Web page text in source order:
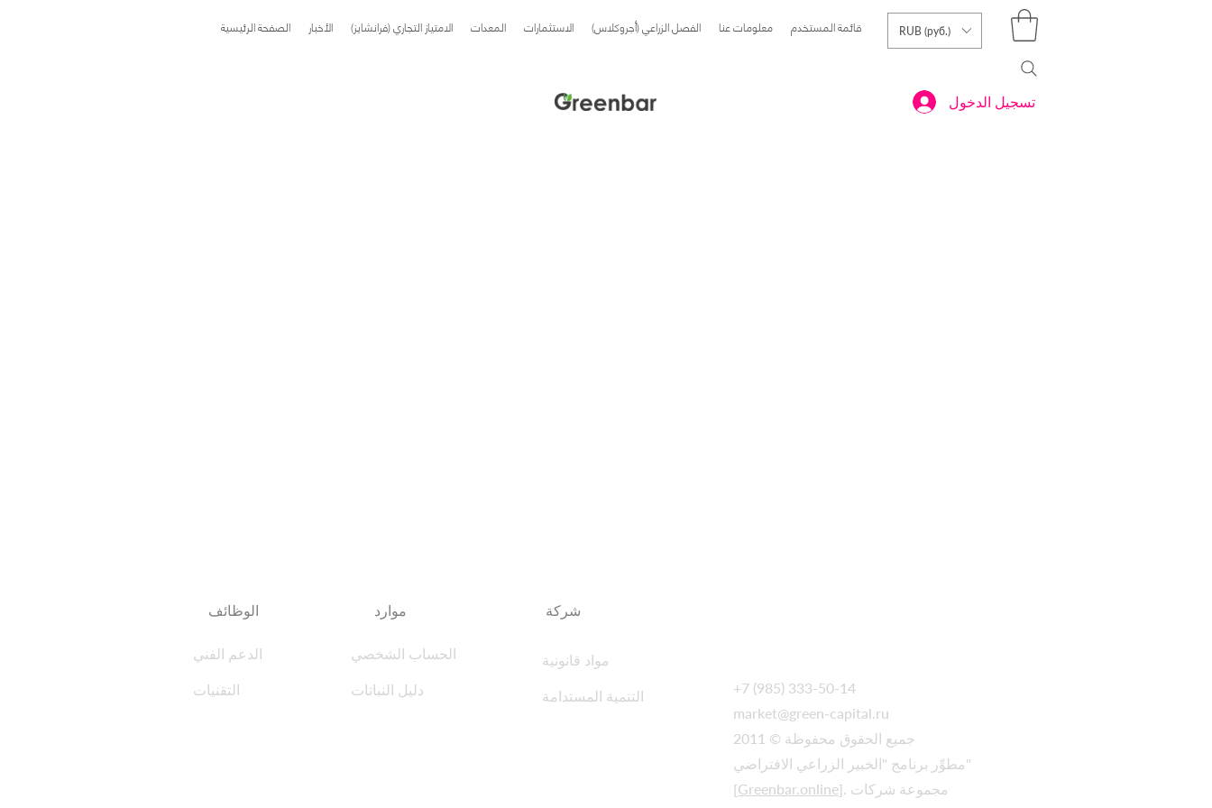
الصفحة الرئيسية الأخبار الامتياز التجاري (فرانشايز) المعدات الاستثمارات الفصل الزراعي (أجروكلاس) معلومات عنا قائمة المستخدم
تسجيل الدخول
RUB (руб.)
الوظائف
الدعم الفني
التقنيات
موارد
الحساب الشخصي
دليل النباتات
شركة
مواد قانونية
التنمية المستدامة
+7 (985) 333-50-14
market@green-capital.ru
جميع الحقوق محفوظة © 2011
مطوِّر برنامج "الخبير الزراعي الافتراضي"
[Greenbar.online]. مجموعة شركات